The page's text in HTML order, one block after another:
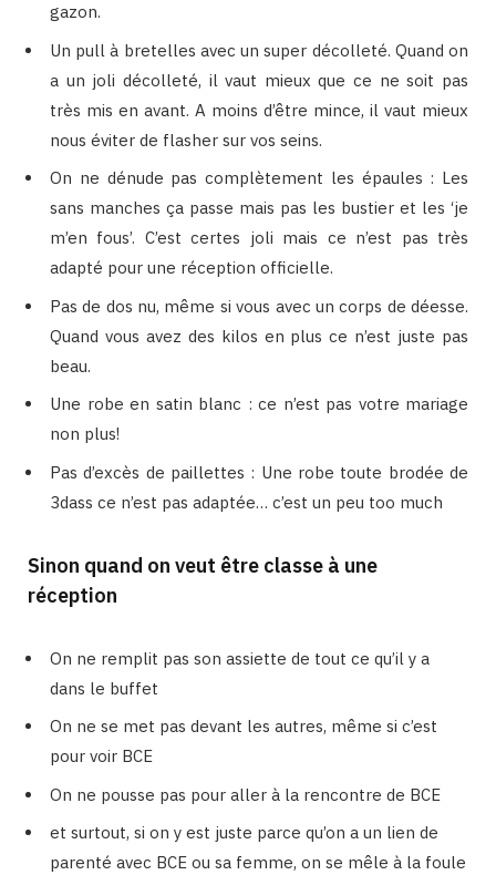
gazon.
Un pull à bretelles avec un super décolleté. Quand on
a un joli décolleté, il vaut mieux que ce ne soit pas
très mis en avant. A moins d’être mince, il vaut mieux
nous éviter de flasher sur vos seins.
On ne dénude pas complètement les épaules : Les
sans manches ça passe mais pas les bustier et les ‘je
m’en fous’. C’est certes joli mais ce n’est pas très
adapté pour une réception officielle.
Pas de dos nu, même si vous avec un corps de déesse.
Quand vous avez des kilos en plus ce n’est juste pas
beau.
Une robe en satin blanc : ce n’est pas votre mariage
non plus!
Pas d’excès de paillettes : Une robe toute brodée de
3dass ce n’est pas adaptée… c’est un peu too much
Sinon quand on veut être classe à une
réception
On ne remplit pas son assiette de tout ce qu’il y a
dans le buffet
On ne se met pas devant les autres, même si c’est
pour voir BCE
On ne pousse pas pour aller à la rencontre de BCE
et surtout, si on y est juste parce qu’on a un lien de
parenté avec BCE ou sa femme, on se mêle à la foule